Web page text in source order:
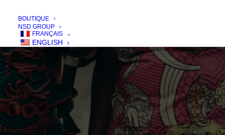
BOUTIQUE
NSD GROUP
FRANÇAIS
ENGLISH